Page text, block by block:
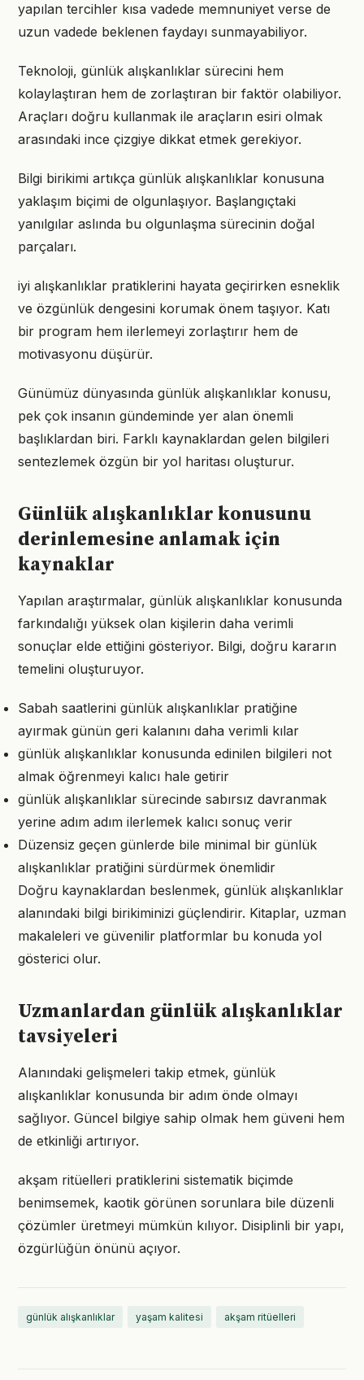
yapılan tercihler kısa vadede memnuniyet verse de
uzun vadede beklenen faydayı sunmayabiliyor.
Teknoloji, günlük alışkanlıklar sürecini hem
kolaylaştıran hem de zorlaştıran bir faktör olabiliyor.
Araçları doğru kullanmak ile araçların esiri olmak
arasındaki ince çizgiye dikkat etmek gerekiyor.
Bilgi birikimi artıkça günlük alışkanlıklar konusuna
yaklaşım biçimi de olgunlaşıyor. Başlangıçtaki
yanılgılar aslında bu olgunlaşma sürecinin doğal
parçaları.
iyi alışkanlıklar pratiklerini hayata geçirirken esneklik
ve özgünlük dengesini korumak önem taşıyor. Katı
bir program hem ilerlemeyi zorlaştırır hem de
motivasyonu düşürür.
Günümüz dünyasında günlük alışkanlıklar konusu,
pek çok insanın gündeminde yer alan önemli
başlıklardan biri. Farklı kaynaklardan gelen bilgileri
sentezlemek özgün bir yol haritası oluşturur.
Günlük alışkanlıklar konusunu
derinlemesine anlamak için
kaynaklar
Yapılan araştırmalar, günlük alışkanlıklar konusunda
farkındalığı yüksek olan kişilerin daha verimli
sonuçlar elde ettiğini gösteriyor. Bilgi, doğru kararın
temelini oluşturuyor.
Sabah saatlerini günlük alışkanlıklar pratiğine
ayırmak günün geri kalanını daha verimli kılar
günlük alışkanlıklar konusunda edinilen bilgileri not
almak öğrenmeyi kalıcı hale getirir
günlük alışkanlıklar sürecinde sabırsız davranmak
yerine adım adım ilerlemek kalıcı sonuç verir
Düzensiz geçen günlerde bile minimal bir günlük
alışkanlıklar pratiğini sürdürmek önemlidir
Doğru kaynaklardan beslenmek, günlük alışkanlıklar
alanındaki bilgi birikiminizi güçlendirir. Kitaplar, uzman
makaleleri ve güvenilir platformlar bu konuda yol
gösterici olur.
Uzmanlardan günlük alışkanlıklar
tavsiyeleri
Alanındaki gelişmeleri takip etmek, günlük
alışkanlıklar konusunda bir adım önde olmayı
sağlıyor. Güncel bilgiye sahip olmak hem güveni hem
de etkinliği artırıyor.
akşam ritüelleri pratiklerini sistematik biçimde
benimsemek, kaotik görünen sorunlara bile düzenli
çözümler üretmeyi mümkün kılıyor. Disiplinli bir yapı,
özgürlüğün önünü açıyor.
günlük alışkanlıklar yaşam kalitesi akşam ritüelleri